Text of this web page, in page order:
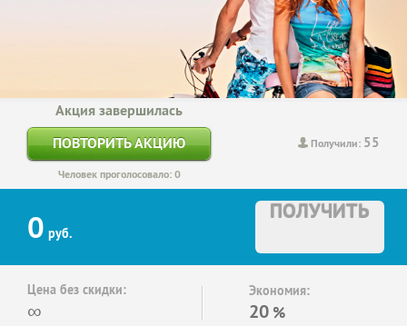
Получили: 55
Акция завершилась
ПОВТОРИТЬ АКЦИЮ
Человек проголосовало: 0
0 руб.
ПОЛУЧИТЬ
Цена без скидки:
∞
Экономия:
20 %